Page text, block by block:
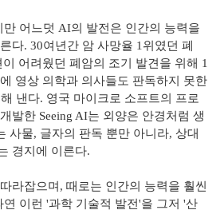
어느덧 AI의 발전은 인간의 능력을
다. 30여년간 암 사망율 1위였던 폐
어려웠던 폐암의 조기 발견을 위해 1
영상 의학과 의사들도 판독하지 못한
낸다. 영국 마이크로 소프트의 프로
발한 Seeing AI는 외양은 안경처럼 생
사물, 글자의 판독 뿐만 아니라, 상대
경지에 이른다.
라잡으며, 때로는 인간의 능력을 훨씬
이런 '과학 기술적 발전'을 그저 '산